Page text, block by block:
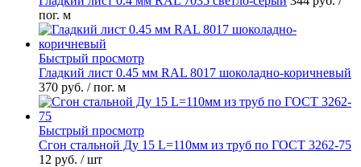
пог. м
Быстрый просмотр
Гладкий лист 0.45 мм RAL 8017 шоколадно-коричневый
370 руб. / пог. м
Быстрый просмотр
Сгон стальной Ду 15 L=110мм из труб по ГОСТ 3262-75
12 руб. / шт